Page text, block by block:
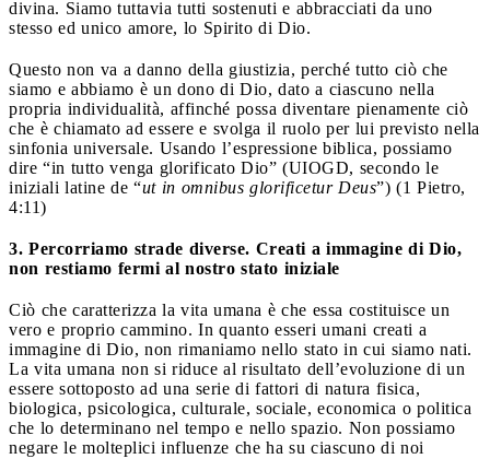
divina. Siamo tuttavia tutti sostenuti e abbracciati da uno
stesso ed unico amore, lo Spirito di Dio.
Questo non va a danno della giustizia, perché tutto ciò che
siamo e abbiamo è un dono di Dio, dato a ciascuno nella
propria individualità, affinché possa diventare pienamente ciò
che è chiamato ad essere e svolga il ruolo per lui previsto nella
sinfonia universale. Usando l’espressione biblica, possiamo
dire “in tutto venga glorificato Dio” (UIOGD, secondo le
iniziali latine de “ut in omnibus glorificetur Deus”) (1 Pietro,
4:11)
3. Percorriamo strade diverse. Creati a immagine di Dio,
non restiamo fermi al nostro stato iniziale
Ciò che caratterizza la vita umana è che essa costituisce un
vero e proprio cammino. In quanto esseri umani creati a
immagine di Dio, non rimaniamo nello stato in cui siamo nati.
La vita umana non si riduce al risultato dell’evoluzione di un
essere sottoposto ad una serie di fattori di natura fisica,
biologica, psicologica, culturale, sociale, economica o politica
che lo determinano nel tempo e nello spazio. Non possiamo
negare le molteplici influenze che ha su ciascuno di noi